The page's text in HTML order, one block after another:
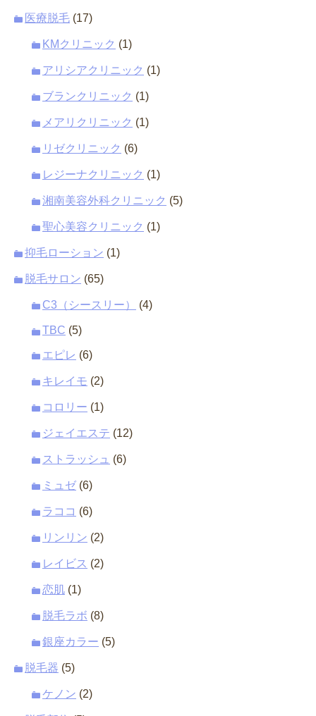
医療脱毛 (17)
KMクリニック (1)
アリシアクリニック (1)
ブランクリニック (1)
メアリクリニック (1)
リゼクリニック (6)
レジーナクリニック (1)
湘南美容外科クリニック (5)
聖心美容クリニック (1)
抑毛ローション (1)
脱毛サロン (65)
C3（シースリー） (4)
TBC (5)
エピレ (6)
キレイモ (2)
コロリー (1)
ジェイエステ (12)
ストラッシュ (6)
ミュゼ (6)
ラココ (6)
リンリン (2)
レイビス (2)
恋肌 (1)
脱毛ラボ (8)
銀座カラー (5)
脱毛器 (5)
ケノン (2)